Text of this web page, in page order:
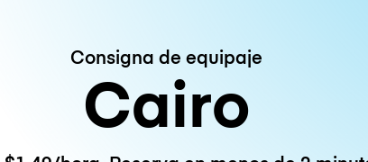
Consigna de equipaje
Cairo